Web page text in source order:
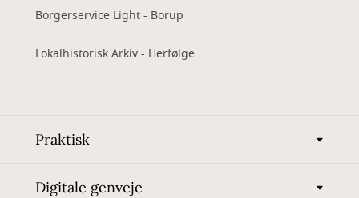
Borgerservice Light - Borup
Lokalhistorisk Arkiv - Herfølge
Praktisk
Digitale genveje